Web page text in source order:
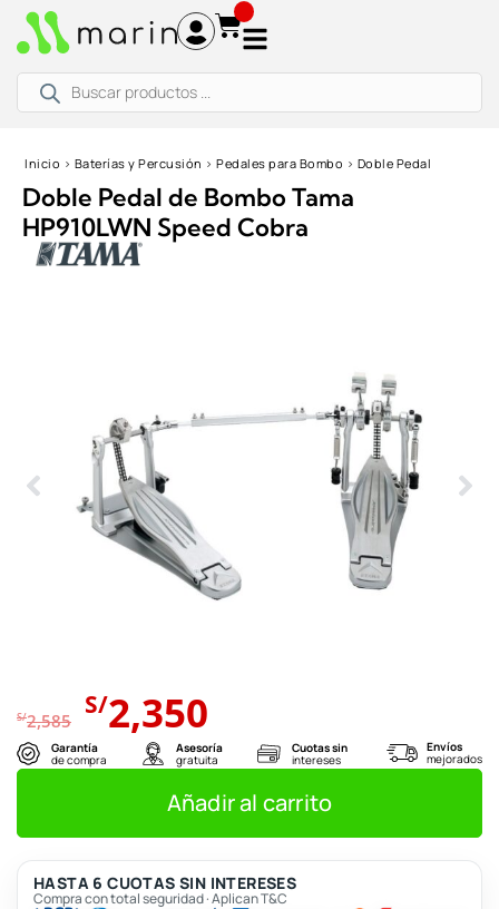
productos
Inicio › Baterías y Percusión › Pedales para Bombo › Doble Pedal
Doble Pedal de Bombo Tama
HP910LWN Speed Cobra
S/2,585 El
precio
original
era:
S/2,585.
S/2,350precio
actual
es:
S/2,350.
Garantía
de compra
Asesoría
gratuita
Cuotas sin
intereses
Envíos
mejorados
Añadir al carrito
HASTA 6 CUOTAS SIN INTERESES
Compra con total seguridad · Aplican T&C